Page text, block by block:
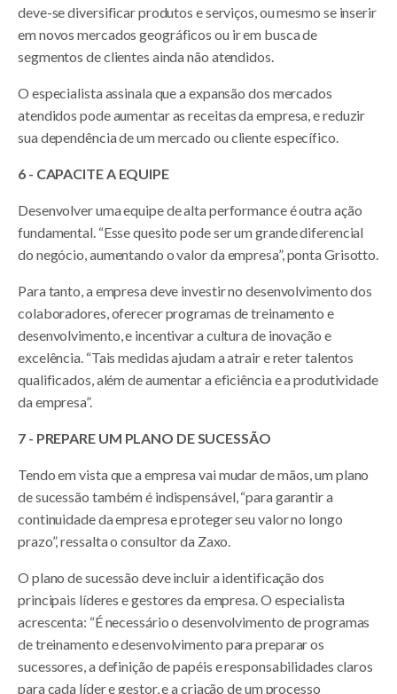
deve-se diversificar produtos e serviços, ou mesmo se inserir
em novos mercados geográficos ou ir em busca de
segmentos de clientes ainda não atendidos.
O especialista assinala que a expansão dos mercados
atendidos pode aumentar as receitas da empresa, e reduzir
sua dependência de um mercado ou cliente específico.
6 - CAPACITE A EQUIPE
Desenvolver uma equipe de alta performance é outra ação
fundamental. “Esse quesito pode ser um grande diferencial
do negócio, aumentando o valor da empresa”, ponta Grisotto.
Para tanto, a empresa deve investir no desenvolvimento dos
colaboradores, oferecer programas de treinamento e
desenvolvimento, e incentivar a cultura de inovação e
excelência. “Tais medidas ajudam a atrair e reter talentos
qualificados, além de aumentar a eficiência e a produtividade
da empresa”.
7 - PREPARE UM PLANO DE SUCESSÃO
Tendo em vista que a empresa vai mudar de mãos, um plano
de sucessão também é indispensável, “para garantir a
continuidade da empresa e proteger seu valor no longo
prazo”, ressalta o consultor da Zaxo.
O plano de sucessão deve incluir a identificação dos
principais líderes e gestores da empresa. O especialista
acrescenta: “É necessário o desenvolvimento de programas
de treinamento e desenvolvimento para preparar os
sucessores, a definição de papéis e responsabilidades claros
para cada líder e gestor, e a criação de um processo